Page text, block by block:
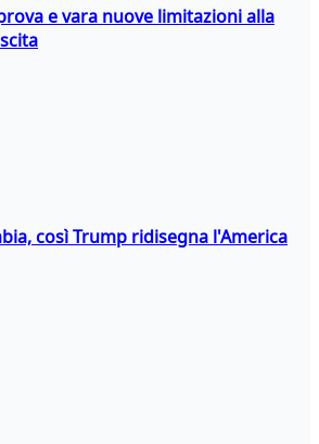
e vara nuove limitazioni alla
così Trump ridisegna l'America